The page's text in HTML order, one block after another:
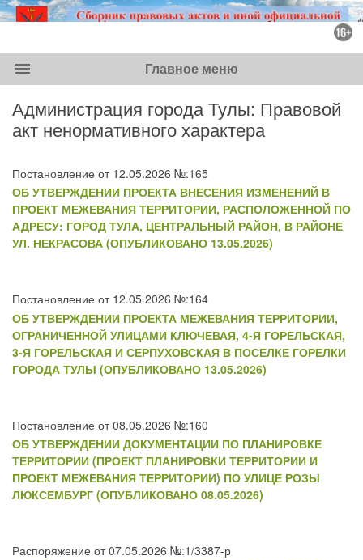
menu Главное меню
Администрация города Тулы: Правовой
акт ненормативного характера
Постановление от 12.05.2026 №:165
ОБ УТВЕРЖДЕНИИ ПРОЕКТА ВНЕСЕНИЯ ИЗМЕНЕНИЙ В
ПРОЕКТ МЕЖЕВАНИЯ ТЕРРИТОРИИ, РАСПОЛОЖЕННОЙ ПО
АДРЕСУ: ГОРОД ТУЛА, ЦЕНТРАЛЬНЫЙ РАЙОН, В РАЙОНЕ
УЛ. НЕКРАСОВА (ОПУБЛИКОВАНО 13.05.2026)
Постановление от 12.05.2026 №:164
ОБ УТВЕРЖДЕНИИ ПРОЕКТА МЕЖЕВАНИЯ ТЕРРИТОРИИ,
ОГРАНИЧЕННОЙ УЛИЦАМИ КЛЮЧЕВАЯ, 4-Я ГОРЕЛЬСКАЯ,
3-Я ГОРЕЛЬСКАЯ И СЕРПУХОВСКАЯ В ПОСЕЛКЕ ГОРЕЛКИ
ГОРОДА ТУЛЫ (ОПУБЛИКОВАНО 13.05.2026)
Постановление от 08.05.2026 №:160
ОБ УТВЕРЖДЕНИИ ДОКУМЕНТАЦИИ ПО ПЛАНИРОВКЕ
ТЕРРИТОРИИ (ПРОЕКТ ПЛАНИРОВКИ ТЕРРИТОРИИ И
ПРОЕКТ МЕЖЕВАНИЯ ТЕРРИТОРИИ) ПО УЛИЦЕ РОЗЫ
ЛЮКСЕМБУРГ (ОПУБЛИКОВАНО 08.05.2026)
Распоряжение от 07.05.2026 №:1/3387-р